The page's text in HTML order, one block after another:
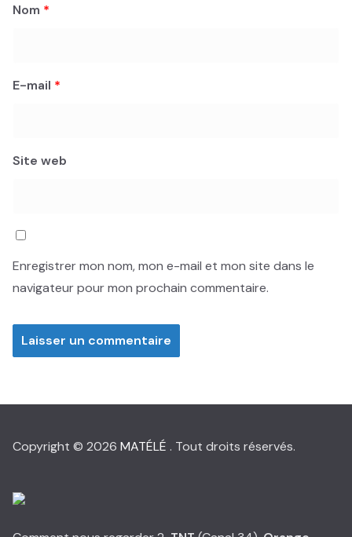
Nom *
E-mail *
Site web
Enregistrer mon nom, mon e-mail et mon site dans le
navigateur pour mon prochain commentaire.
Copyright © 2026 MATÉLÉ . Tout droits réservés.